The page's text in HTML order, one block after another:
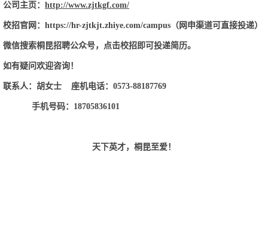
公司主页： http://www.zjtkgf.com/
校招官网：https://hr-zjtkjt.zhiye.com/campus（网申渠道可直接投递）
微信搜索桐昆招聘公众号，点击校招即可投递简历。
如有疑问欢迎咨询！
联系人：胡女士 座机电话：0573-88187769
手机号码：18705836101
天下英才，桐昆至爱！